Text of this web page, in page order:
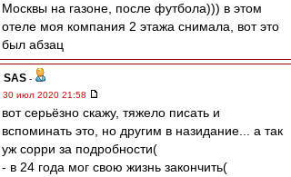
Москвы на газоне, после футбола))) в этом
отеле моя компания 2 этажа снимала, вот это
был абзац
SAS -
30 июл 2020 21:58
вот серьёзно скажу, тяжело писать и
вспоминать это, но другим в назидание... а так
уж сорри за подробности(
- в 24 года мог свою жизнь закончить(